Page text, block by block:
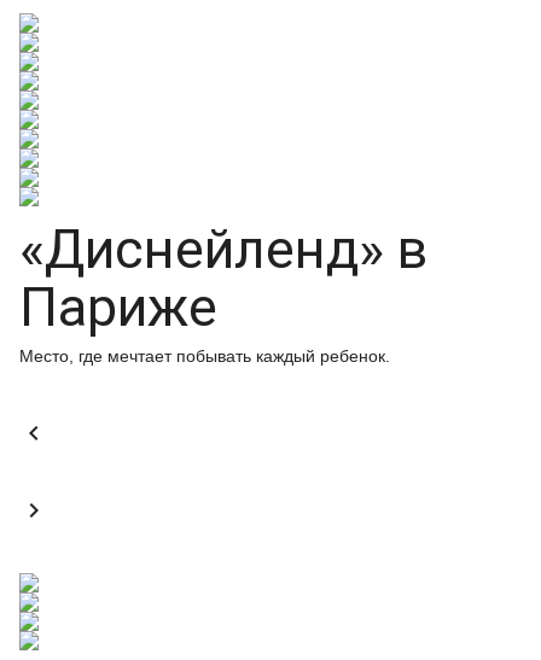
«Диснейленд» в
Париже
Место, где мечтает побывать каждый ребенок.

